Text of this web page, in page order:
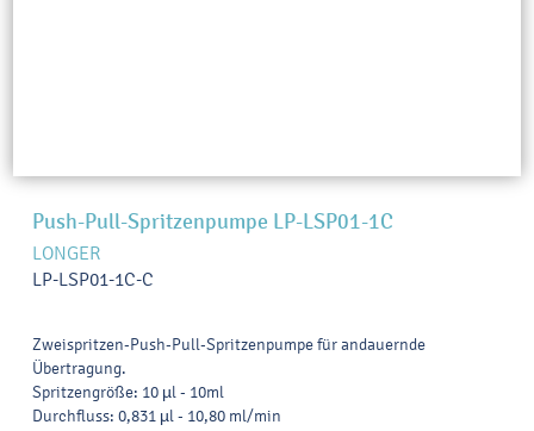
Push-Pull-Spritzenpumpe LP-LSP01-1C
LONGER
LP-LSP01-1C-C
Zweispritzen-Push-Pull-Spritzenpumpe für andauernde
Übertragung.
Spritzengröße: 10 µl - 10ml
Durchfluss: 0,831 µl - 10,80 ml/min